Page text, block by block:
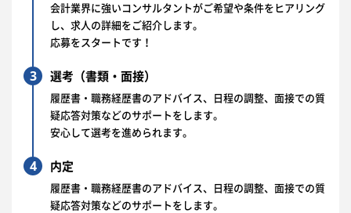
会計業界に強いコンサルタントがご希望や条件をヒアリング
し、求人の詳細をご紹介します。
応募をスタートです！
3 選考（書類・面接）
履歴書・職務経歴書のアドバイス、日程の調整、面接での質
疑応答対策などのサポートをします。
安心して選考を進められます。
4 内定
履歴書・職務経歴書のアドバイス、日程の調整、面接での質
疑応答対策などのサポートをします。